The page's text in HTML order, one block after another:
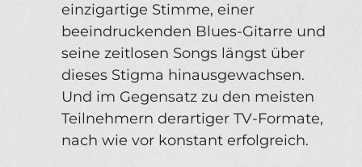
einzigartige Stimme, einer
beeindruckenden Blues-Gitarre und
seine zeitlosen Songs längst über
dieses Stigma hinausgewachsen.
Und im Gegensatz zu den meisten
Teilnehmern derartiger TV-Formate,
nach wie vor konstant erfolgreich.